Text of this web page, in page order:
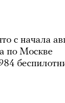
с начала
по Москве